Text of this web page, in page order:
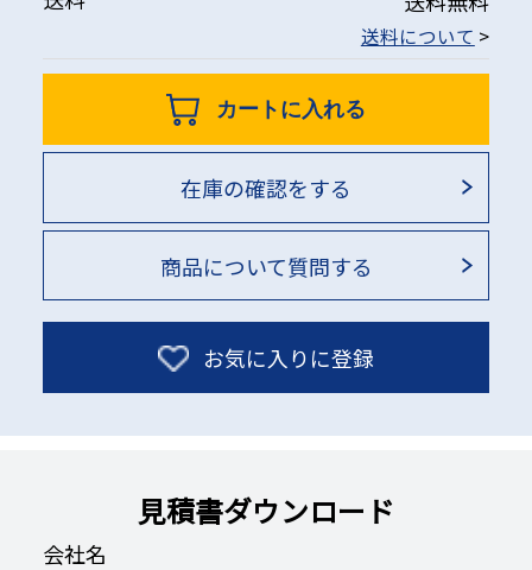
送料について >
カートに入れる
在庫の確認をする
商品について質問する
お気に入りに登録
見積書ダウンロード
会社名